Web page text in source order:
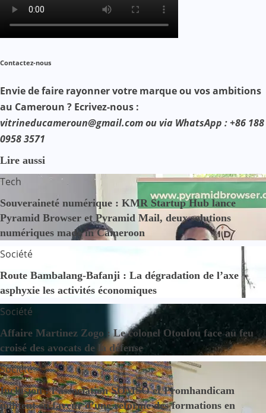
Contactez-nous
Envie de faire rayonner votre marque ou vos ambitions
au Cameroun ? Ecrivez-nous :
vitrineducameroun@gmail.com ou via WhatsApp : +86 188
0958 3571
Lire aussi
Tech
Souveraineté numérique : KMR Startup Hub lance
Pyramid Browser et Pyramid Mail, deux solutions
numériques made in Cameroon
Société
Route Bambalang-Bafanji : La dégradation de l’axe
asphyxie les activités économiques
Société
Affaire Martinez Zogo : Le colonel Otoulou face au feu
croisé des avocats de la défense
Société
Inclusion : l’association SOMSO et Promhandicam
militent en faveur d’une réforme des formations en